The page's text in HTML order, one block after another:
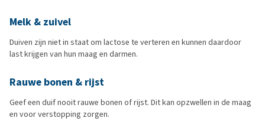
Melk & zuivel
Duiven zijn niet in staat om lactose te verteren en kunnen daardoor
last krijgen van hun maag en darmen.
Rauwe bonen & rijst
Geef een duif nooit rauwe bonen of rijst. Dit kan opzwellen in de maag
en voor verstopping zorgen.